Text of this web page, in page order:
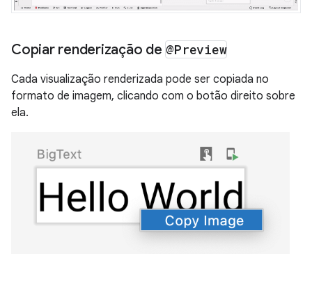
Copiar renderização de @Preview
Cada visualização renderizada pode ser copiada no
formato de imagem, clicando com o botão direito sobre
ela.